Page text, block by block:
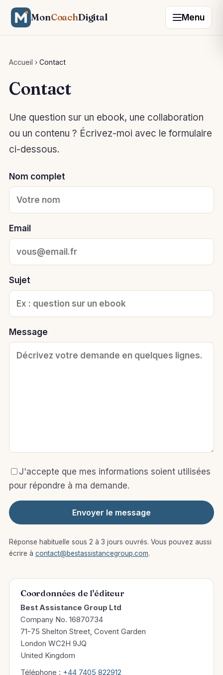
MonCoachDigital Menu
Accueil › Contact
Contact
Une question sur un ebook, une collaboration
ou un contenu ? Écrivez-moi avec le formulaire
ci-dessous.
Nom complet
Email
Sujet
Message
J'accepte que mes informations soient utilisées
pour répondre à ma demande.
Envoyer le message
Réponse habituelle sous 2 à 3 jours ouvrés. Vous pouvez aussi
écrire à contact@bestassistancegroup.com.
Coordonnées de l'éditeur
Best Assistance Group Ltd
Company No. 16870734
71-75 Shelton Street, Covent Garden
London WC2H 9JQ
United Kingdom
Téléphone : +44 7405 822912